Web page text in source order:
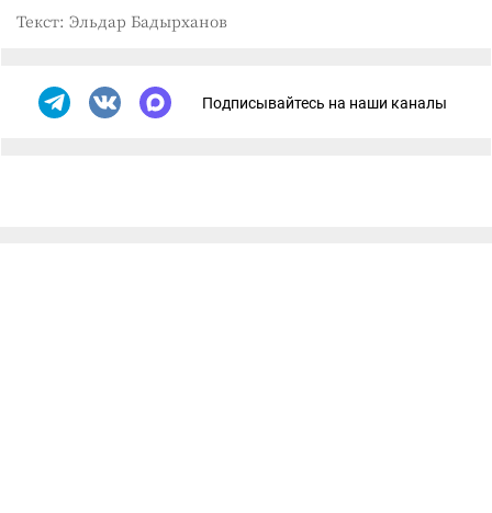
Текст: Эльдар Бадырханов
Подписывайтесь на наши каналы